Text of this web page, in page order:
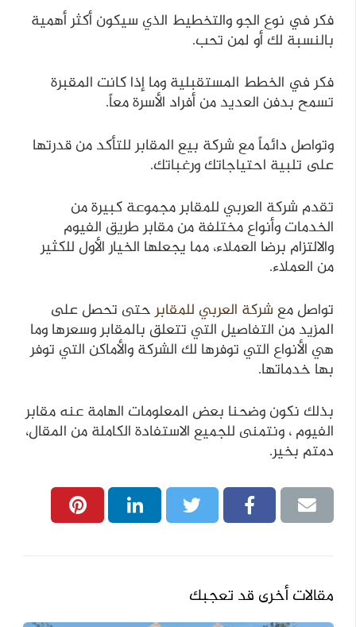
فكر في نوع الجو والتخطيط الذي سيكون أكثر أهمية
بالنسبة لك أو لمن تحب.
فكر في الخطط المستقبلية وما إذا كانت المقبرة
تسمح بدفن العديد من أفراد الأسرة معاً.
وتواصل دائماً مع شركة بيع المقابر للتأكد من قدرتها
على تلبية احتياجاتك ورغباتك.
تقدم شركة العربي للمقابر مجموعة كبيرة من
الخدمات وأنواع مختلفة من مقابر طريق الفيوم
والالتزام برضا العملاء، مما يجعلها الخيار الأول للكثير
من العملاء.
تواصل معشركة العربي للمقابرحتى تحصل على
المزيد من التفاصيل التي تتعلق بالمقابر وسعرها وما
هي الأنواع التي توفرها لك الشركة والأماكن التي توفر
بها خدماتها.
بذلك نكون وضحنا بعض المعلومات الهامة عنه مقابر
الفيوم ، ونتمنى للجميع الاستفادة الكاملة من المقال،
دمتم بخير.
مقالات أخرى قد تعجبك